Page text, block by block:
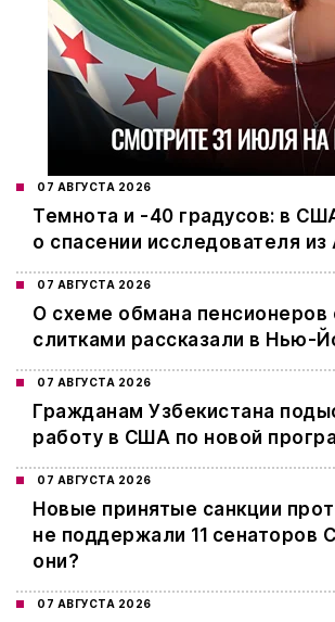
07 АВГУСТА 2026
Темнота и -40 градусов: в
о спасении исследователя
07 АВГУСТА 2026
О схеме обмана пенсионеров
слитками рассказали в Нью-
07 АВГУСТА 2026
Гражданам Узбекистана
работу в США по новой
07 АВГУСТА 2026
Новые принятые санкции
не поддержали 11 сенаторов
они?
07 АВГУСТА 2026